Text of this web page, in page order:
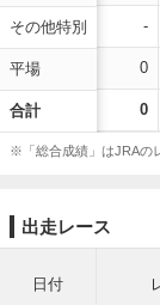
その他特別
平場
合計
-
0
0
※「総合成績」はJRAの
出走レース
日付